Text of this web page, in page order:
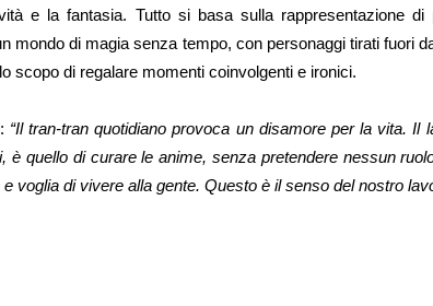
e la fantasia. Tutto si basa sulla rappresentazione di
mondo di magia senza tempo, con personaggi tirati fuori
scopo di regalare momenti coinvolgenti e ironici.
“Il tran-tran quotidiano provoca un disamore per la vita. Il
è quello di curare le anime, senza pretendere nessun
voglia di vivere alla gente. Questo è il senso del nostro